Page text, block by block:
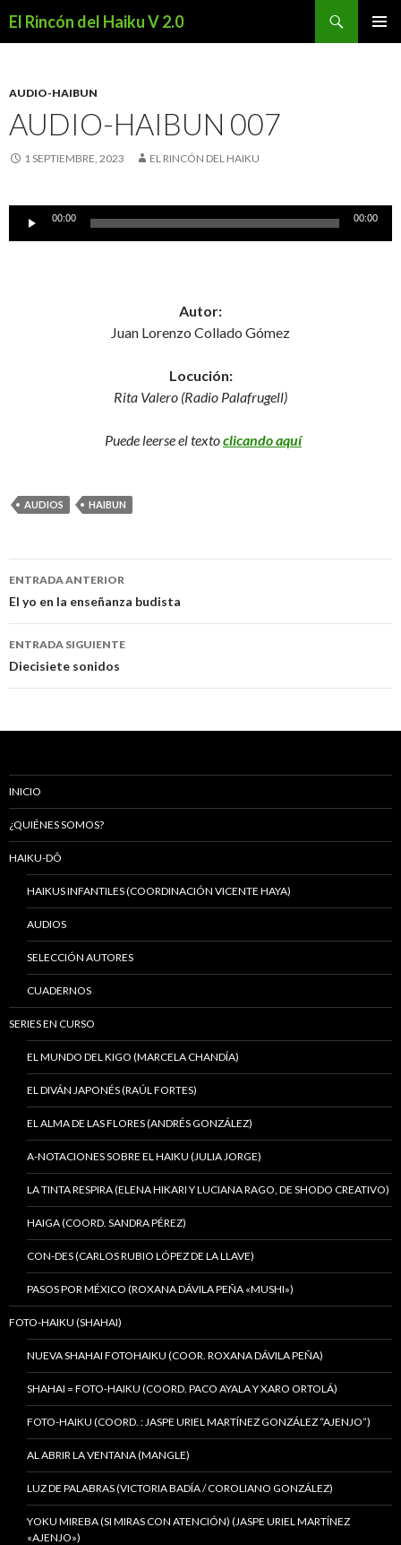
El Rincón del Haiku V 2.0
AUDIO-HAIBUN
AUDIO-HAIBUN 007
1 SEPTIEMBRE, 2023 EL RINCÓN DEL HAIKU
Reproductor
audio
00:00 00:00
Autor:
Juan Lorenzo Collado Gómez
Locución:
Rita Valero (Radio Palafrugell)
Puede leerse el textoclicando aquí
AUDIOS HAIBUN
Navegación
de
entradas
ENTRADA ANTERIOR
El yo en la enseñanza budista
ENTRADA SIGUIENTE
Diecisiete sonidos
INICIO
¿QUIÉNES SOMOS?
HAIKU-DÔ
HAIKUS INFANTILES (COORDINACIÓN VICENTE HAYA)
AUDIOS
SELECCIÓN AUTORES
CUADERNOS
SERIES EN CURSO
EL MUNDO DEL KIGO (MARCELA CHANDÍA)
EL DIVÁN JAPONÉS (RAÚL FORTES)
EL ALMA DE LAS FLORES (ANDRÉS GONZÁLEZ)
A-NOTACIONES SOBRE EL HAIKU (JULIA JORGE)
LA TINTA RESPIRA (ELENA HIKARI Y LUCIANA RAGO, DE SHODO CREATIVO)
HAIGA (COORD. SANDRA PÉREZ)
CON-DES (CARLOS RUBIO LÓPEZ DE LA LLAVE)
PASOS POR MÉXICO (ROXANA DÁVILA PEÑA «MUSHI»)
FOTO-HAIKU (SHAHAI)
NUEVA SHAHAI FOTOHAIKU (COOR. ROXANA DÁVILA PEÑA)
SHAHAI = FOTO-HAIKU (COORD. PACO AYALA Y XARO ORTOLÁ)
FOTO-HAIKU (COORD. : JASPE URIEL MARTÍNEZ GONZÁLEZ “AJENJO”)
AL ABRIR LA VENTANA (MANGLE)
LUZ DE PALABRAS (VICTORIA BADÍA / COROLIANO GONZÁLEZ)
YOKU MIREBA (SI MIRAS CON ATENCIÓN) (JASPE URIEL MARTÍNEZ
«AJENJO»)